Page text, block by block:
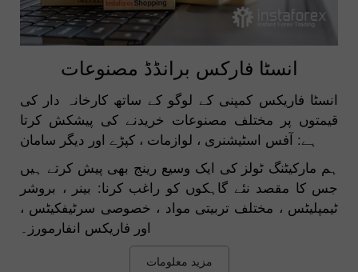
انسٹا فارکس برانڈڈ مصنوعات
انسٹا فاریکس کمپنی کے لوگو کے ساتھ کارخانہ دار کی
قیمتوں پر مختلف مصنوعات خریدنے کی پیشکش کرتا
ہے: آفس اسٹیشنری ، لوازمات ، کپڑے اور دیگر سامان
ہم مارکیٹنگ ٹولز کی ایک وسیع رینج بھی پیش کرتے ہیں
جس کا مقصد نئے گاہکوں کو راغب کرنا: بینر ، بروشر
ٹیمپلیٹس ، مختلف تربیتی مواد ، خصوصی سرٹیفکیٹس ،
اور فاریکس انفارمورز۔
مزید معلومات